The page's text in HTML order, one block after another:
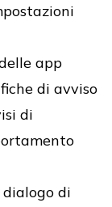
app
di avviso
di
di